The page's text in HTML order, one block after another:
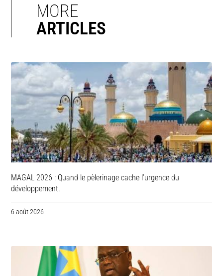
MORE
ARTICLES
MAGAL 2026 : Quand le pèlerinage cache l’urgence du
développement.
6 août 2026